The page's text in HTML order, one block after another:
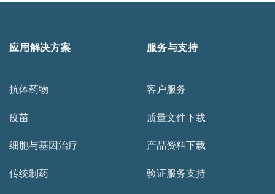
应用解决方案
抗体药物
疫苗
细胞与基因治疗
传统制药
服务与支持
客户服务
质量文件下载
产品资料下载
验证服务支持